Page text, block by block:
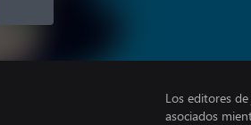
Los editores
asociados